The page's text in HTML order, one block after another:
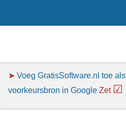
➤Voeg GratisSoftware.nl toe als
voorkeursbron in Google Zet ☑